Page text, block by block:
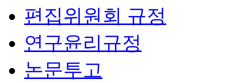
편집위원회 규정
연구윤리규정
논문투고